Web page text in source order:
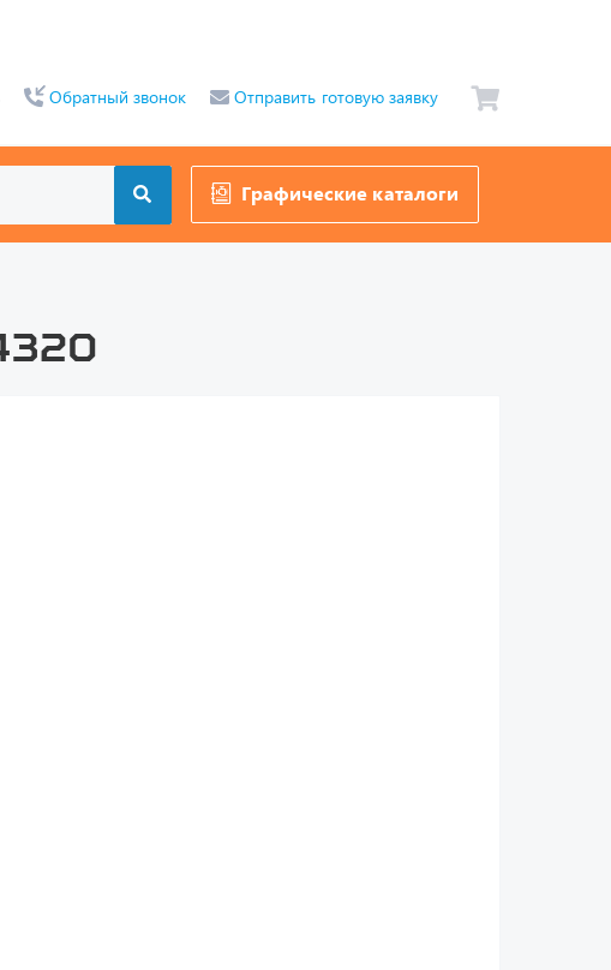
Обратный звонок Отправить готовую заявку
Графические каталоги